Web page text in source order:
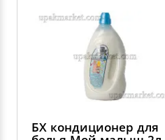
БХ кондиционер для